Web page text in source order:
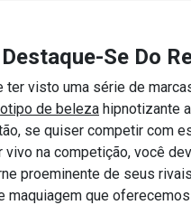
Destaque-Se Do
ter visto uma série de
de beleza hipnotizante
se quiser competir com
vivo na competição, você
proeminente de seus
maquiagem que